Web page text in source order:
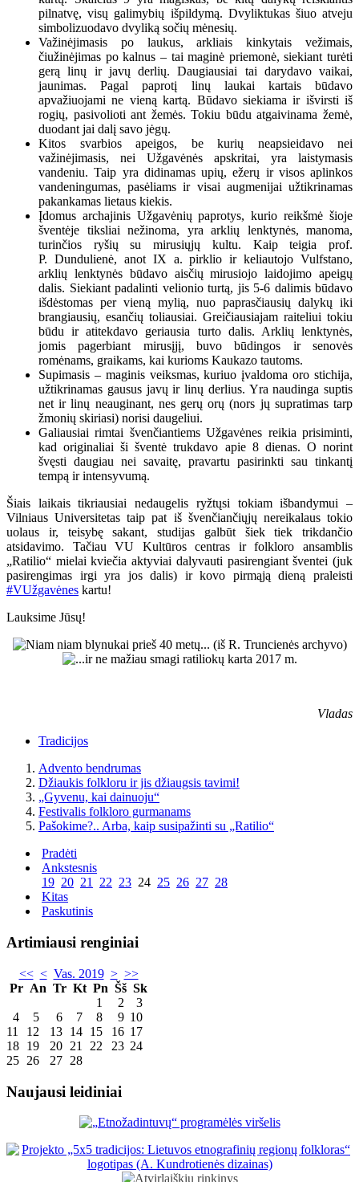
pilnatvę, visų galimybių išpildymą. Dvyliktukas šiuo atveju
simbolizuodavo dvyliką sočių mėnesių.
Važinėjimasis po laukus, arkliais kinkytais vežimais,
čiužinėjimas po kalnus – tai maginė priemonė, siekiant turėti
gerą linų ir javų derlių. Daugiausiai tai darydavo vaikai,
jaunimas. Pagal paprotį linų laukai kartais būdavo
apvažiuojami ne vieną kartą. Būdavo siekiama ir išvirsti iš
rogių, pasivolioti ant žemės. Tokiu būdu atgaivinama žemė,
duodant jai dalį savo jėgų.
Kitos svarbios apeigos, be kurių neapsieidavo nei
važinėjimasis, nei Užgavėnės apskritai, yra laistymasis
vandeniu. Taip yra didinamas upių, ežerų ir visos aplinkos
vandeningumas, pasėliams ir visai augmenijai užtikrinamas
pakankamas lietaus kiekis.
Įdomus archajinis Užgavėnių paprotys, kurio reikšmė šioje
šventėje tiksliai nežinoma, yra arklių lenktynės, manoma,
turinčios ryšių su mirusiųjų kultu. Kaip teigia prof.
P. Dundulienė, anot IX a. pirklio ir keliautojo Vulfstano,
arklių lenktynės būdavo aisčių mirusiojo laidojimo apeigų
dalis. Siekiant padalinti velionio turtą, jis 5-6 dalimis būdavo
išdėstomas per vieną mylią, nuo paprasčiausių dalykų iki
brangiausių, esančių toliausiai. Greičiausiajam raiteliui tokiu
būdu ir atitekdavo geriausia turto dalis. Arklių lenktynės,
jomis pagerbiant mirusįjį, buvo būdingos ir senovės
romėnams, graikams, kai kurioms Kaukazo tautoms.
Supimasis – maginis veiksmas, kuriuo įvaldoma oro stichija,
užtikrinamas gausus javų ir linų derlius. Yra naudinga suptis
net ir linų neauginant, nes gerų orų (nors jų supratimas tarp
žmonių skiriasi) norisi daugeliui.
Galiausiai rimtai švenčiantiems Užgavėnes reikia prisiminti,
kad originaliai ši šventė trukdavo apie 8 dienas. O norint
švęsti daugiau nei savaitę, pravartu pasirinkti sau tinkantį
tempą ir intensyvumą.
Šiais laikais tikriausiai nedaugelis ryžtųsi tokiam išbandymui –
Vilniaus Universitetas taip pat iš švenčiančiųjų nereikalaus tokio
uolaus ir, teisybę sakant, studijas galbūt šiek tiek trikdančio
atsidavimo. Tačiau VU Kultūros centras ir folkloro ansamblis
„Ratilio“ mielai kviečia aktyviai dalyvauti pasirengiant šventei (juk
pasirengimas irgi yra jos dalis) ir kovo pirmąją dieną praleisti
#VUžgavėnes kartu!
Lauksime Jūsų!
Vladas
Tradicijos
Advento bendrumas
Džiaukis folkloru ir jis džiaugsis tavimi!
„Gyvenu, kai dainuoju“
Festivalis folkloro gurmanams
Pašokime?.. Arba, kaip susipažinti su „Ratilio“
Pradėti
Ankstesnis
19 20 21 22 23 24 25 26 27 28
Kitas
Paskutinis
Artimiausi renginiai
<< < Vas. 2019 > >>
Pr An Tr Kt Pn Šš Sk
1
2
3
4
5 6 7 8 9 10
11
12 13 14 15 16 17
18 19 20 21 22 23 24
25 26 27 28
Naujausi leidiniai